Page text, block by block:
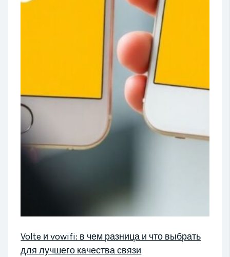
Volte и vowifi: в чем разница и что выбрать
для лучшего качества связи